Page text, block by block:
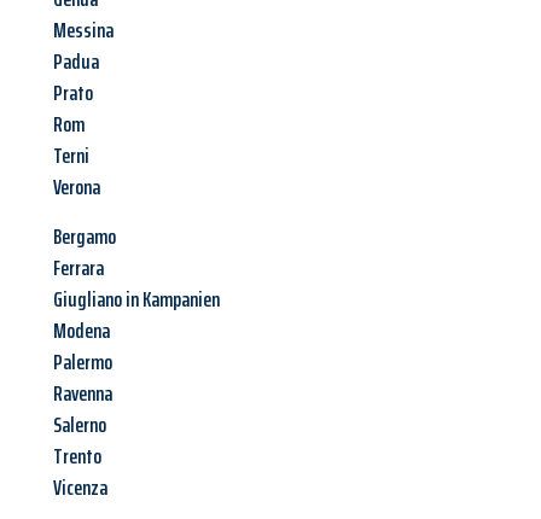
Messina
Padua
Prato
Rom
Terni
Verona
Bergamo
Ferrara
Giugliano in Kampanien
Modena
Palermo
Ravenna
Salerno
Trento
Vicenza